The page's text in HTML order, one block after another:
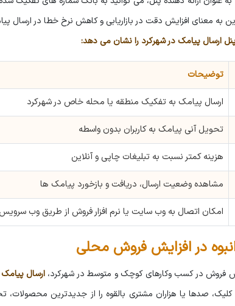
به معنای افزایش دقت در بازاریابی و کاهش نرخ خطا در ارسال
ارسال پیامک در شهرکرد را نشان می دهد:
توضیحات
ارسال پیامک به تفکیک منطقه یا محله خاص در شهرکرد
تحویل آنی پیامک به کاربران بدون واسطه
هزینه کمتر نسبت به تبلیغات چاپی و آنلاین
مشاهده وضعیت ارسال، دریافت و بازخورد پیامک ها
امکان اتصال به وب سایت یا نرم افزار فروش از طریق وب
در افزایش فروش محلی
فروش در کسب وکارهای کوچک و متوسط در شهرکرد،ارسال پیامک
کلیک، صدها یا هزاران مشتری بالقوه را از جدیدترین